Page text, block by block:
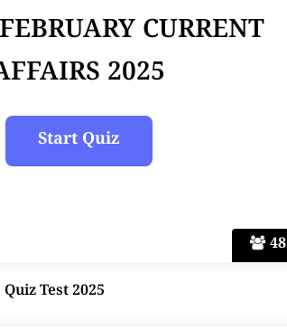
48
CURRENT
2025
Test 2025